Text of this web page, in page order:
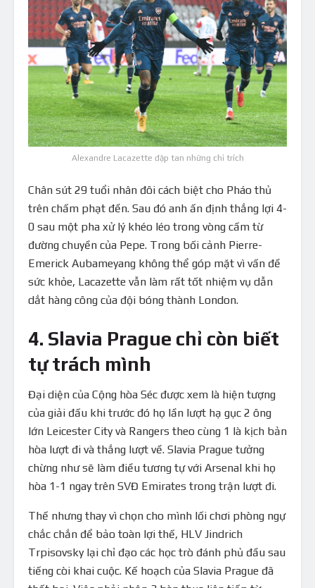
Alexandre Lacazette đập tan những chỉ trích
Chân sút 29 tuổi nhân đôi cách biệt cho Pháo thủ
trên chấm phạt đền. Sau đó anh ấn định thắng lợi 4-
0 sau một pha xử lý khéo léo trong vòng cấm từ
đường chuyền của Pepe. Trong bối cảnh Pierre-
Emerick Aubameyang không thể góp mặt vì vấn đề
sức khỏe, Lacazette vẫn làm rất tốt nhiệm vụ dẫn
dắt hàng công của đội bóng thành London.
4. Slavia Prague chỉ còn biết
tự trách mình
Đại diện của Cộng hòa Séc được xem là hiện tượng
của giải đấu khi trước đó họ lần lượt hạ gục 2 ông
lớn Leicester City và Rangers theo cùng 1 là kịch bản
hòa lượt đi và thắng lượt về. Slavia Prague tưởng
chừng như sẽ làm điều tương tự với Arsenal khi họ
hòa 1-1 ngay trên SVĐ Emirates trong trận lượt đi.
Thế nhưng thay vì chọn cho mình lối chơi phòng ngự
chắc chắn để bảo toàn lợi thế, HLV Jindrich
Trpisovsky lại chỉ đạo các học trò đánh phủ đầu sau
tiếng còi khai cuộc. Kế hoạch của Slavia Prague đã